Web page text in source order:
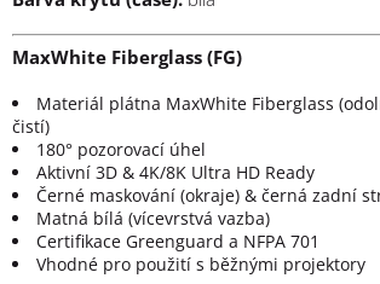
MaxWhite Fiberglass (FG)
Materiál plátna MaxWhite Fiberglass
čistí)
180° pozorovací úhel
Aktivní 3D & 4K/8K Ultra HD Ready
Černé maskování (okraje) & černá zadní
Matná bílá (vícevrstvá vazba)
Certifikace Greenguard a NFPA 701
Vhodné pro použití s běžnými projektory